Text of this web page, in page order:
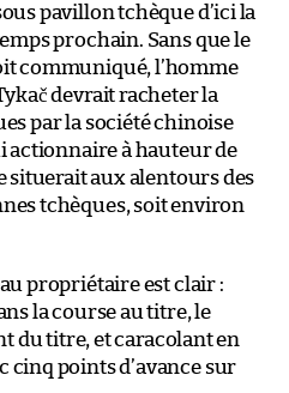
pavillon tchèque d’ici la
prochain. Sans que le
communiqué, l’homme
devrait racheter la
par la société chinoise
actionnaire à hauteur de
situerait aux alentours des
tchèques, soit environ
propriétaire est clair :
la course au titre, le
du titre, et caracolant en
cinq points d’avance sur